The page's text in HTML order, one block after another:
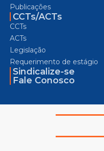
Publicações
CCTs/ACTs
CCTs
ACTs
Legislação
Requerimento de estágio
Sindicalize-se
Fale Conosco